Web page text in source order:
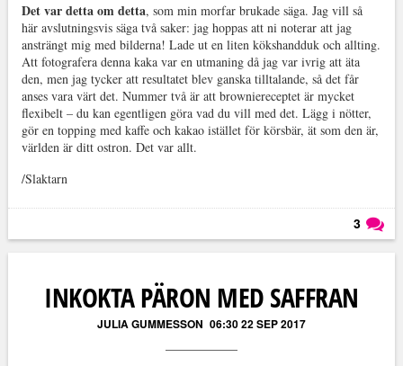
Det var detta om detta, som min morfar brukade säga. Jag vill så
här avslutningsvis säga två saker: jag hoppas att ni noterar att jag
ansträngt mig med bilderna! Lade ut en liten kökshandduk och allting.
Att fotografera denna kaka var en utmaning då jag var ivrig att äta
den, men jag tycker att resultatet blev ganska tilltalande, så det får
anses vara värt det. Nummer två är att browniereceptet är mycket
flexibelt – du kan egentligen göra vad du vill med det. Lägg i nötter,
gör en topping med kaffe och kakao istället för körsbär, ät som den är,
världen är ditt ostron. Det var allt.
/Slaktarn
3
INKOKTA PÄRON MED SAFFRAN
JULIA GUMMESSON 06:30 22 SEP 2017